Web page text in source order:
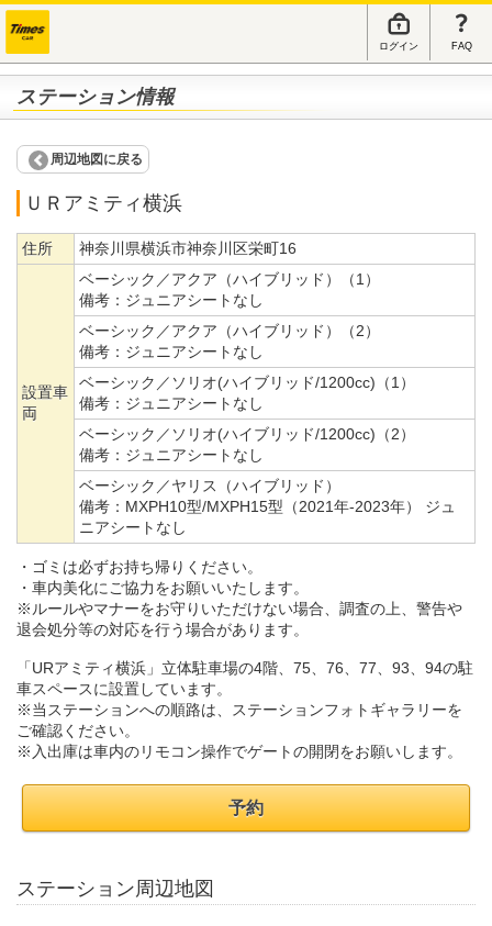
ログイン FAQ
ステーション情報
周辺地図に戻る
ＵＲアミティ横浜
住所 神奈川県横浜市神奈川区栄町16
設置車
両
ベーシック／アクア（ハイブリッド）（1）
備考： ジュニアシートなし
ベーシック／アクア（ハイブリッド）（2）
備考： ジュニアシートなし
ベーシック／ソリオ(ハイブリッド/1200cc)（1）
備考： ジュニアシートなし
ベーシック／ソリオ(ハイブリッド/1200cc)（2）
備考： ジュニアシートなし
ベーシック／ヤリス（ハイブリッド）
備考： MXPH10型/MXPH15型（2021年-2023年） ジュ
ニアシートなし
・ゴミは必ずお持ち帰りください。
・車内美化にご協力をお願いいたします。
※ルールやマナーをお守りいただけない場合、調査の上、警告や
退会処分等の対応を行う場合があります。
「URアミティ横浜」立体駐車場の4階、75、76、77、93、94の駐
車スペースに設置しています。
※当ステーションへの順路は、ステーションフォトギャラリーを
ご確認ください。
※入出庫は車内のリモコン操作でゲートの開閉をお願いします。
予約
ステーション周辺地図